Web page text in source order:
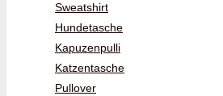
Sweatshirt
Hundetasche
Kapuzenpulli
Katzentasche
Pullover